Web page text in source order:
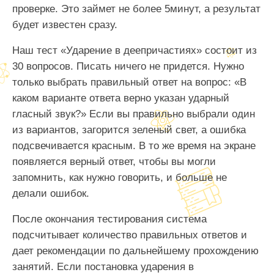
проверке. Это займет не более 5минут, а результат
будет известен сразу.
Наш тест «Ударение в деепричастиях» состоит из
30 вопросов. Писать ничего не придется. Нужно
только выбрать правильный ответ на вопрос: «В
каком варианте ответа верно указан ударный
гласный звук?» Если вы правильно выбрали один
из вариантов, загорится зеленый свет, а ошибка
подсвечивается красным. В то же время на экране
появляется верный ответ, чтобы вы могли
запомнить, как нужно говорить, и больше не
делали ошибок.
После окончания тестирования система
подсчитывает количество правильных ответов и
дает рекомендации по дальнейшему прохождению
занятий. Если постановка ударения в